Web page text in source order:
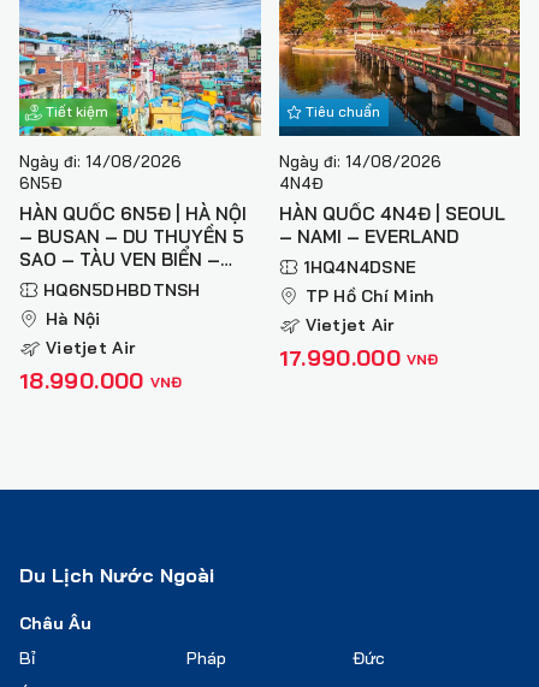
Tiết kiệm
Ngày đi: 14/08/2026
6N5Đ
HÀN QUỐC 6N5Đ | HÀ NỘI
– BUSAN – DU THUYỀN 5
SAO – TÀU VEN BIỂN –
NAMI – SEOUL – HÀ NỘI
HQ6N5DHBDTNSH
Hà Nội
Vietjet Air
18.990.000 VNĐ
Tiêu chuẩn
Ngày đi: 14/08/2026
4N4Đ
HÀN QUỐC 4N4Đ | SEOUL
– NAMI – EVERLAND
1HQ4N4DSNE
TP Hồ Chí Minh
Vietjet Air
17.990.000 VNĐ
Du Lịch Nước Ngoài
Châu Âu
Bỉ
Pháp
Đức